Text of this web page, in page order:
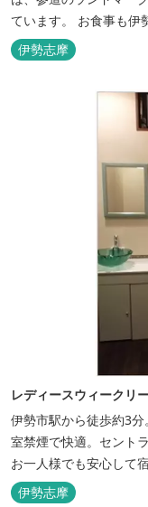
ています。 お食事も伊
評いただいています。
伊勢志摩
レディースウィークリ
伊勢市駅から徒歩約3
室禁煙で快適。セント
お一人様でも安心して
伊勢志摩